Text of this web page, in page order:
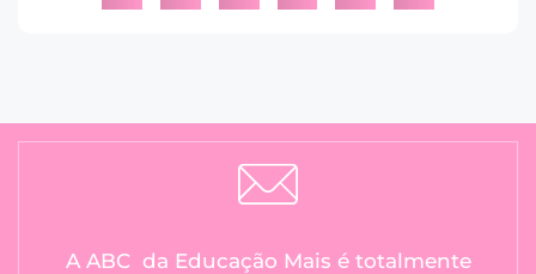
A ABC da Educação Mais é totalmente